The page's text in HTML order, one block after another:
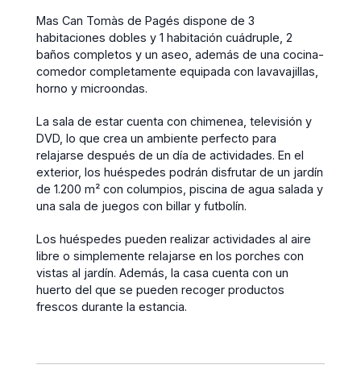
Mas Can Tomàs de Pagés dispone de 3
habitaciones dobles y 1 habitación cuádruple, 2
baños completos y un aseo, además de una cocina-
comedor completamente equipada con lavavajillas,
horno y microondas.
La sala de estar cuenta con chimenea, televisión y
DVD, lo que crea un ambiente perfecto para
relajarse después de un día de actividades. En el
exterior, los huéspedes podrán disfrutar de un jardín
de 1.200 m² con columpios, piscina de agua salada y
una sala de juegos con billar y futbolín.
Los huéspedes pueden realizar actividades al aire
libre o simplemente relajarse en los porches con
vistas al jardín. Además, la casa cuenta con un
huerto del que se pueden recoger productos
frescos durante la estancia.